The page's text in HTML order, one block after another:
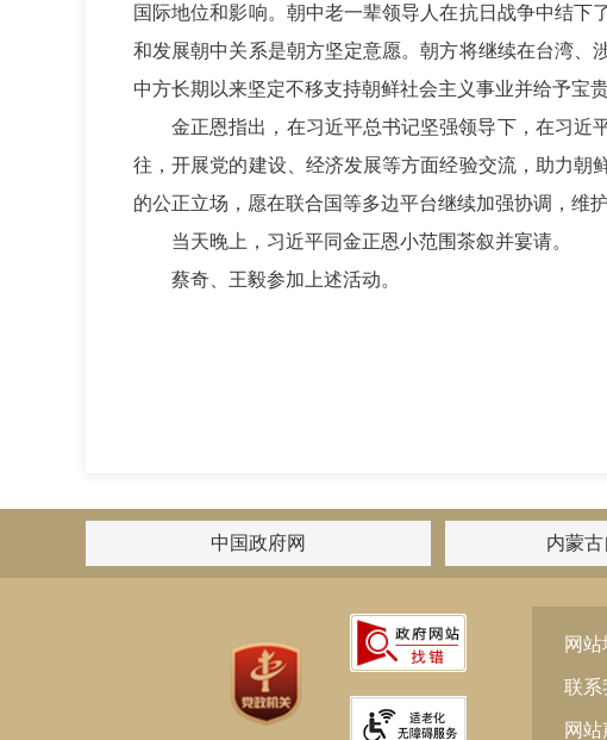
国际地位和影响。朝中老一辈领导人在抗日战争中结
和发展朝中关系是朝方坚定意愿。朝方将继续在台湾
中方长期以来坚定不移支持朝鲜社会主义事业并给予宝
金正恩指出，在习近平总书记坚强领导下，在习近
往，开展党的建设、经济发展等方面经验交流，助力朝
的公正立场，愿在联合国等多边平台继续加强协调，维
当天晚上，习近平同金正恩小范围茶叙并宴请。
蔡奇、王毅参加上述活动。
中国政府网 内蒙
网站
联系
网站